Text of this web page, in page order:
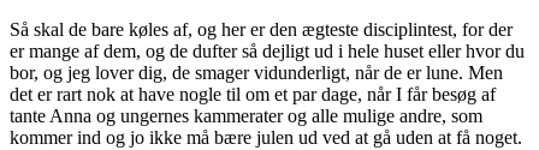
Så skal de bare køles af, og her er den ægteste disciplintest, for der
er mange af dem, og de dufter så dejligt ud i hele huset eller hvor du
bor, og jeg lover dig, de smager vidunderligt, når de er lune. Men
det er rart nok at have nogle til om et par dage, når I får besøg af
tante Anna og ungernes kammerater og alle mulige andre, som
kommer ind og jo ikke må bære julen ud ved at gå uden at få noget.